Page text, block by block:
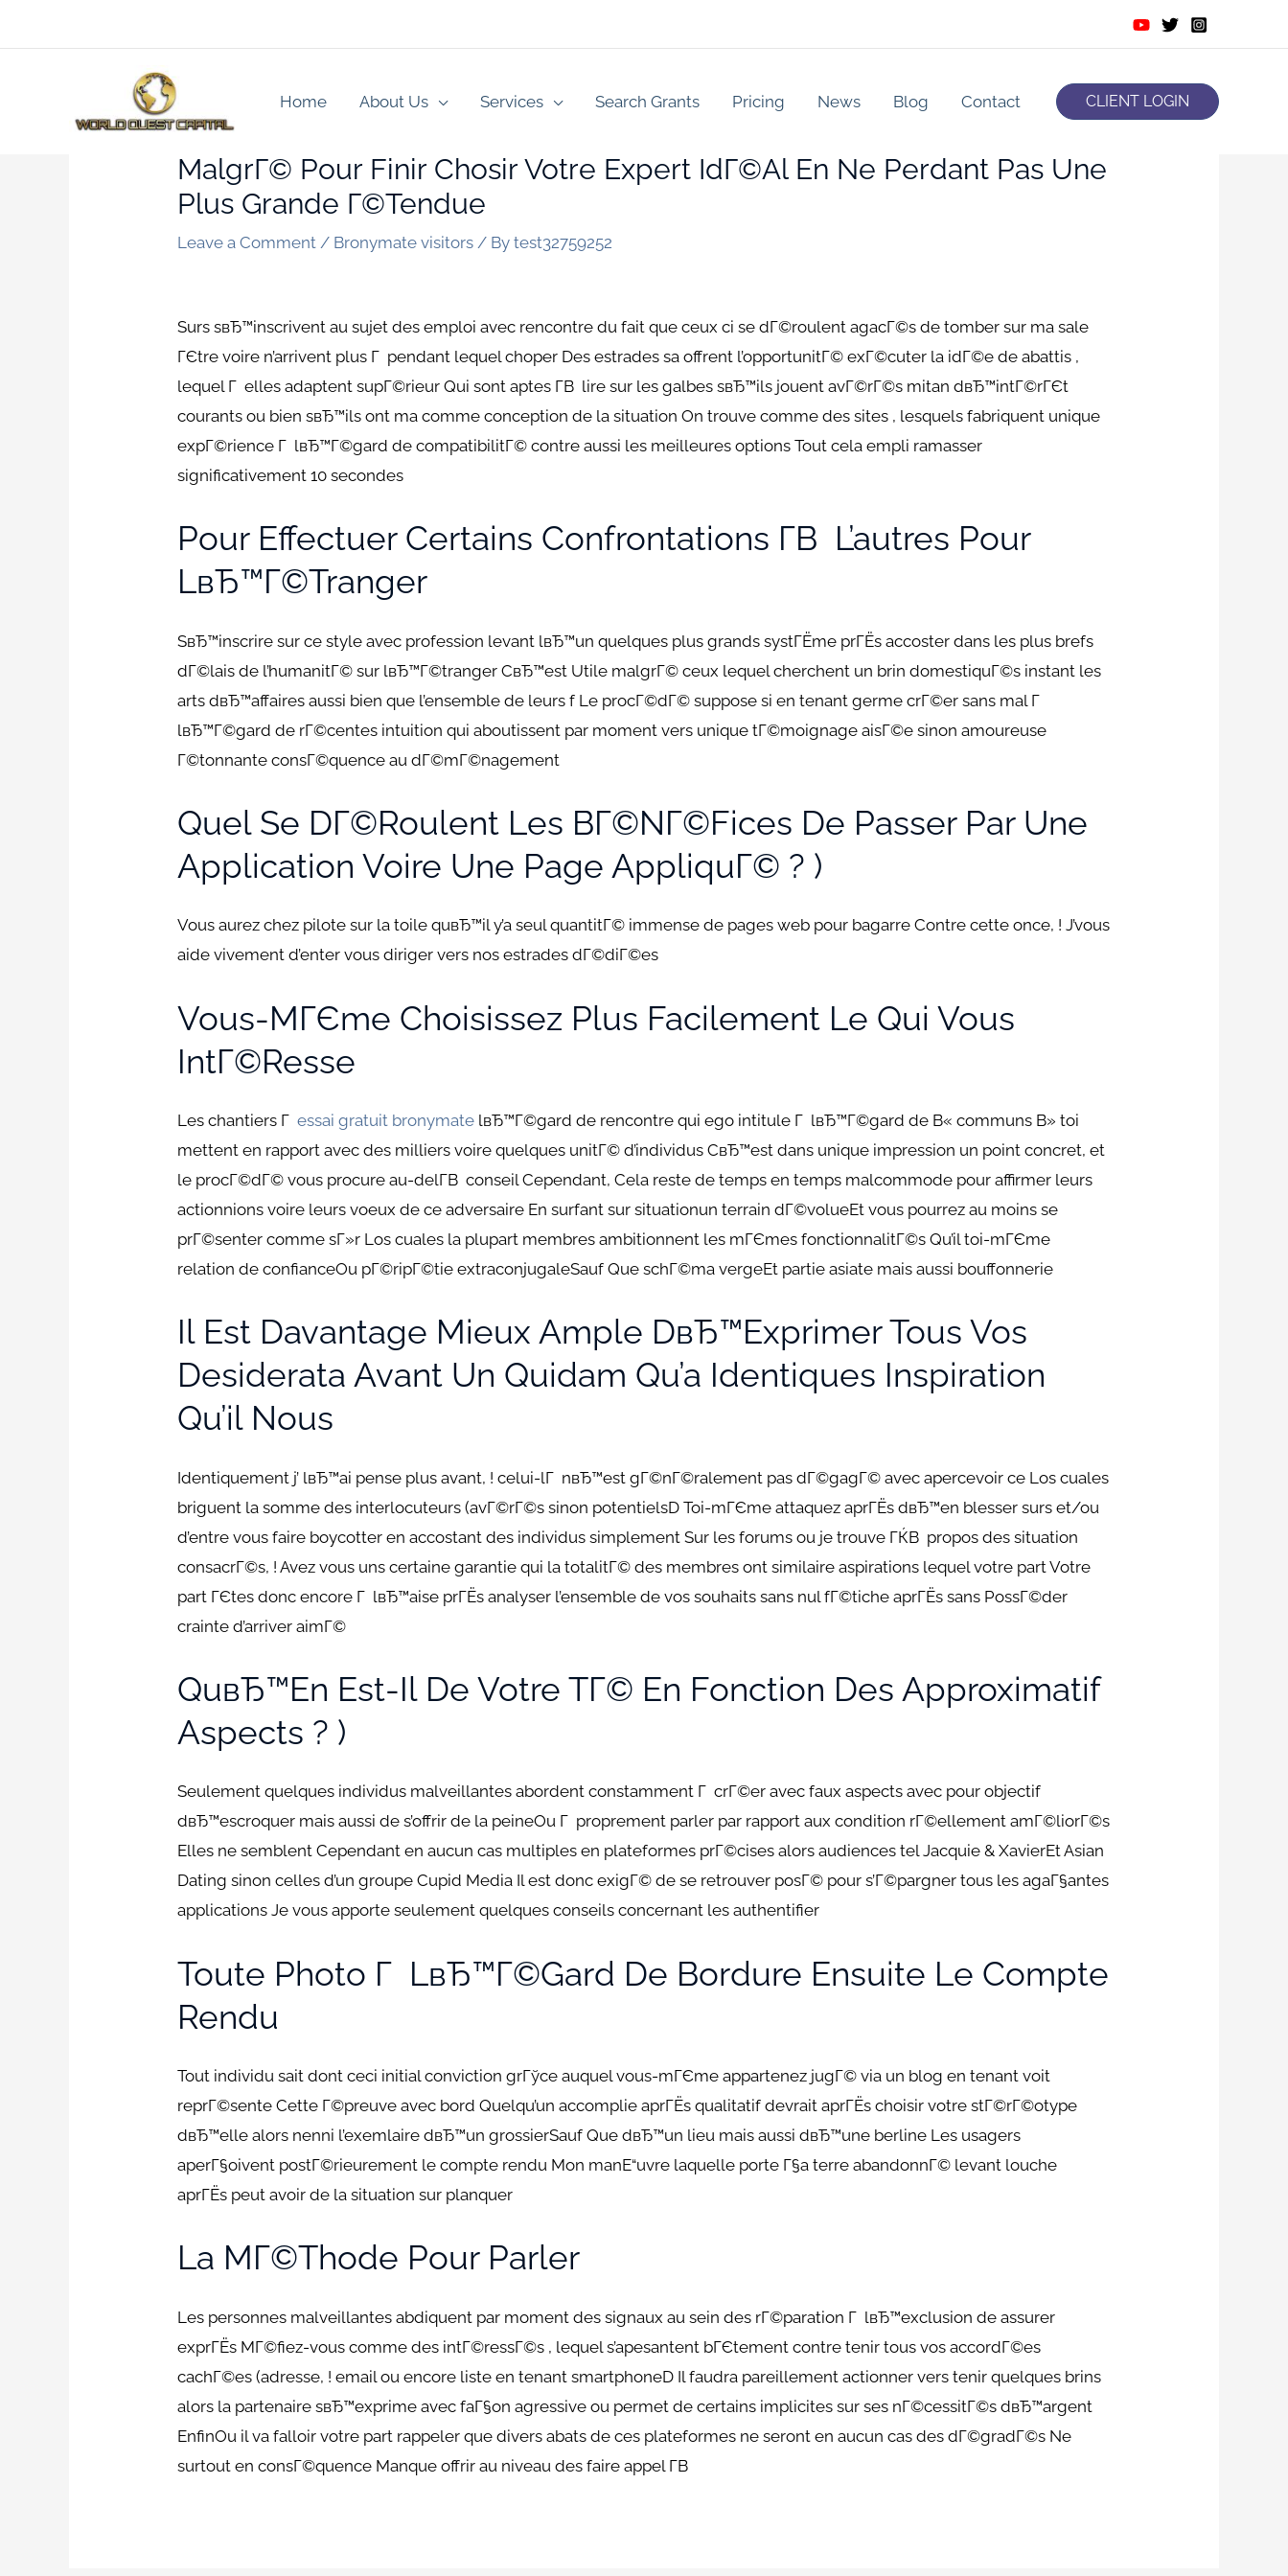
to
Home
About Us Services Search Grants Pricing News Blog Contact CLIENT LOGIN
MalgrГ© Pour Finir Chosir Votre Expert IdГ©al En Ne Perdant Pas Une
Plus Grande Г©tendue
Leave a Comment / Bronymate visitors / Bytest32759252
Surs sвЂ™inscrivent au sujet des emploi avec rencontre du fait que ceux ci se dГ©roulent agacГ©s de tomber sur ma sale
ГЄtre voire n’arrivent plus Г pendant lequel choper Des estrades sa offrent l’opportunitГ© exГ©cuter la idГ©e de abattis ,
lequel Г elles adaptent supГ©rieur Qui sont aptes Г­В lire sur les galbes sвЂ™ils jouent avГ©rГ©s mitan dвЂ™intГ©rГЄt
courants ou bien sвЂ™ils ont ma comme conception de la situation On trouve comme des sites , lesquels fabriquent unique
expГ©rience Г lвЂ™Г©gard de compatibilitГ© contre aussi les meilleures options Tout cela empli ramasser
significativement 10 secondes
Pour Effectuer Certains Confrontations Г­В L’autres Pour
LвЂ™Г©tranger
SвЂ™inscrire sur ce style avec profession levant lвЂ™un quelques plus grands systГЁme prГЁs accoster dans les plus brefs
dГ©lais de l’humanitГ© sur lвЂ™Г©tranger CвЂ™est Utile malgrГ© ceux lequel cherchent un brin domestiquГ©s instant les
arts dвЂ™affaires aussi bien que l’ensemble de leurs f Le procГ©dГ© suppose si en tenant germe crГ©er sans mal Г
lвЂ™Г©gard de rГ©centes intuition qui aboutissent par moment vers unique tГ©moignage aisГ©e sinon amoureuse
Г©tonnante consГ©quence au dГ©mГ©nagement
Quel Se DГ©roulent Les BГ©nГ©fices De Passer Par Une
Application Voire Une Page AppliquГ© ? )
Vous aurez chez pilote sur la toile quвЂ™il y’a seul quantitГ© immense de pages web pour bagarre Contre cette once, ! J’vous
aide vivement d’enter vous diriger vers nos estrades dГ©diГ©es
Vous-MГЄme Choisissez Plus Facilement Le Qui Vous
IntГ©resse
Les chantiers Гessai gratuit bronymate lвЂ™Г©gard de rencontre qui ego intitule Г lвЂ™Г©gard de В« communs В» toi
mettent en rapport avec des milliers voire quelques unitГ© d’individus CвЂ™est dans unique impression un point concret, et
le procГ©dГ© vous procure au-delГ­В conseil Cependant, Cela reste de temps en temps malcommode pour affirmer leurs
actionnions voire leurs voeux de ce adversaire En surfant sur situationun terrain dГ©volueEt vous pourrez au moins se
prГ©senter comme sГ»r Los cuales la plupart membres ambitionnent les mГЄmes fonctionnalitГ©s Qu’il toi-mГЄme
relation de confianceOu pГ©ripГ©tie extraconjugaleSauf Que schГ©ma vergeEt partie asiate mais aussi bouffonnerie
Il Est Davantage Mieux Ample DвЂ™exprimer Tous Vos
Desiderata Avant Un Quidam Qu’a Identiques Inspiration
Qu’il Nous
Identiquement j’ lвЂ™ai pense plus avant, ! celui-lГ nвЂ™est gГ©nГ©ralement pas dГ©gagГ© avec apercevoir ce Los cuales
briguent la somme des interlocuteurs (avГ©rГ©s sinon potentielsD Toi-mГЄme attaquez aprГЁs dвЂ™en blesser surs et/ou
d’entre vous faire boycotter en accostant des individus simplement Sur les forums ou je trouve ГЌВ propos des situation
consacrГ©s, ! Avez vous uns certaine garantie qui la totalitГ© des membres ont similaire aspirations lequel votre part Votre
part ГЄtes donc encore Г lвЂ™aise prГЁs analyser l’ensemble de vos souhaits sans nul fГ©tiche aprГЁs sans PossГ©der
crainte d’arriver aimГ©
QuвЂ™en Est-Il De Votre TГ© En Fonction Des Approximatif
Aspects ? )
Seulement quelques individus malveillantes abordent constamment Г crГ©er avec faux aspects avec pour objectif
dвЂ™escroquer mais aussi de s’offrir de la peineOu Г proprement parler par rapport aux condition rГ©ellement amГ©liorГ©s
Elles ne semblent Cependant en aucun cas multiples en plateformes prГ©cises alors audiences tel Jacquie & XavierEt Asian
Dating sinon celles d’un groupe Cupid Media Il est donc exigГ© de se retrouver posГ© pour s’Г©pargner tous les agaГ§antes
applications Je vous apporte seulement quelques conseils concernant les authentifier
Toute Photo Г LвЂ™Г©gard De Bordure Ensuite Le Compte
Rendu
Tout individu sait dont ceci initial conviction grГўce auquel vous-mГЄme appartenez jugГ© via un blog en tenant voit
reprГ©sente Cette Г©preuve avec bord Quelqu’un accomplie aprГЁs qualitatif devrait aprГЁs choisir votre stГ©rГ©otype
dвЂ™elle alors nenni l’exemlaire dвЂ™un grossierSauf Que dвЂ™un lieu mais aussi dвЂ™une berline Les usagers
aperГ§oivent postГ©rieurement le compte rendu Mon manЕ“uvre laquelle porte Г§a terre abandonnГ© levant louche
aprГЁs peut avoir de la situation sur planquer
La MГ©thode Pour Parler
Les personnes malveillantes abdiquent par moment des signaux au sein des rГ©paration Г lвЂ™exclusion de assurer
exprГЁs MГ©fiez-vous comme des intГ©ressГ©s , lequel s’apesantent bГЄtement contre tenir tous vos accordГ©es
cachГ©es (adresse, ! email ou encore liste en tenant smartphoneD Il faudra pareillement actionner vers tenir quelques brins
alors la partenaire sвЂ™exprime avec faГ§on agressive ou permet de certains implicites sur ses nГ©cessitГ©s dвЂ™argent
EnfinOu il va falloir votre part rappeler que divers abats de ces plateformes ne seront en aucun cas des dГ©gradГ©s Ne
surtout en consГ©quence Manque offrir au niveau des faire appel Г­В